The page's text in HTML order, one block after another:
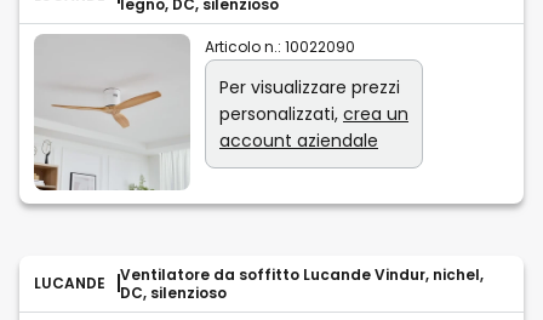
Articolo n.: 10022090
Per visualizzare prezzi
personalizzati, crea un
account aziendale
LUCANDE
Ventilatore da soffitto Lucande Vindur, nichel,
DC, silenzioso